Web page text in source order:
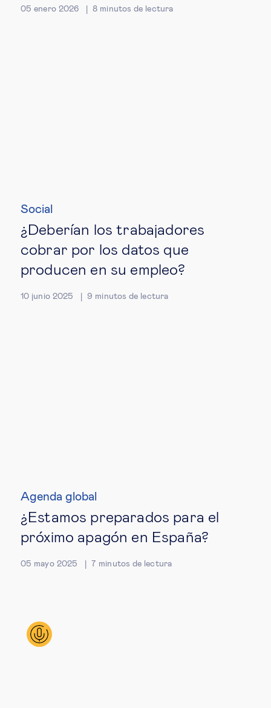
05 enero 2026 8 minutos de lectura
Social
¿Deberían los trabajadores
cobrar por los datos que
producen en su empleo?
10 junio 2025 9 minutos de lectura
Agenda global
¿Estamos preparados para el
próximo apagón en España?
05 mayo 2025 7 minutos de lectura